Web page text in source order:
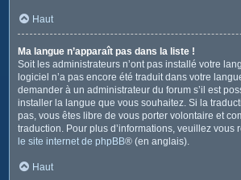
Haut
Ma langue n’apparaît pas dans la liste !
Soit les administrateurs n’ont pas installé votre
logiciel n’a pas encore été traduit dans votre
demander à un administrateur du forum s’il est
installer la langue que vous souhaitez. Si la
pas, vous êtes libre de vous porter volontaire et
traduction. Pour plus d’informations, veuillez vous
le site internet de phpBB® (en anglais).
Haut